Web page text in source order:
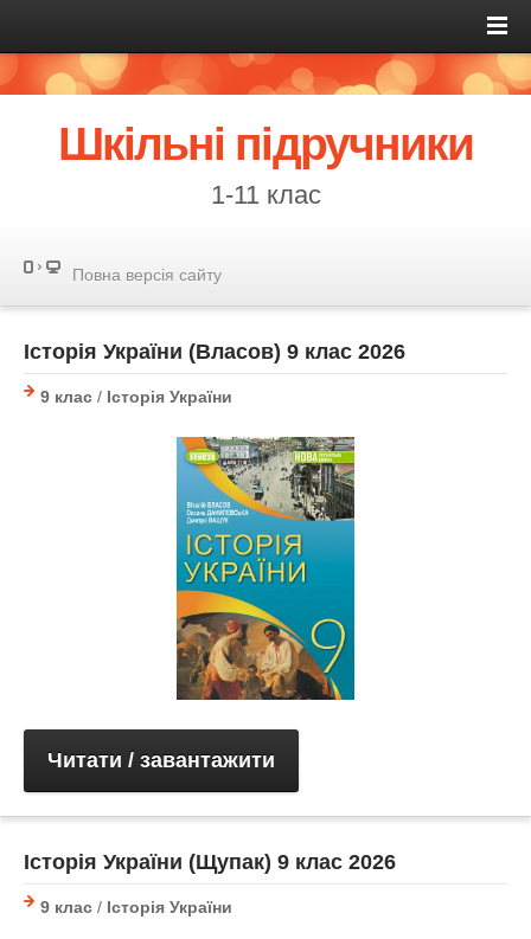
Шкільні підручники
1-11 клас
Повна версія сайту
Історія України (Власов) 9 клас 2026
9 клас / Історія України
Читати / завантажити
Історія України (Щупак) 9 клас 2026
9 клас / Історія України